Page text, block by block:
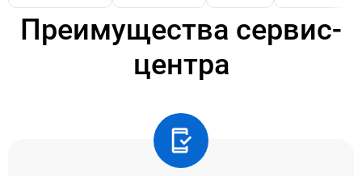
Преимущества сервис-
центра